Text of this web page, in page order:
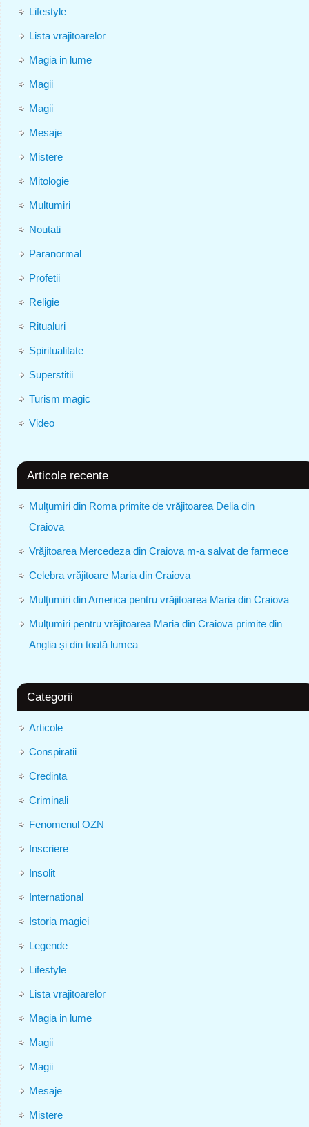
Lifestyle
Lista vrajitoarelor
Magia in lume
Magii
Magii
Mesaje
Mistere
Mitologie
Multumiri
Noutati
Paranormal
Profetii
Religie
Ritualuri
Spiritualitate
Superstitii
Turism magic
Video
Articole recente
Mulţumiri din Roma primite de vrăjitoarea Delia din
Craiova
Vrăjitoarea Mercedeza din Craiova m-a salvat de farmece
Celebra vrăjitoare Maria din Craiova
Mulţumiri din America pentru vrăjitoarea Maria din Craiova
Mulţumiri pentru vrăjitoarea Maria din Craiova primite din
Anglia și din toată lumea
Categorii
Articole
Conspiratii
Credinta
Criminali
Fenomenul OZN
Inscriere
Insolit
International
Istoria magiei
Legende
Lifestyle
Lista vrajitoarelor
Magia in lume
Magii
Magii
Mesaje
Mistere